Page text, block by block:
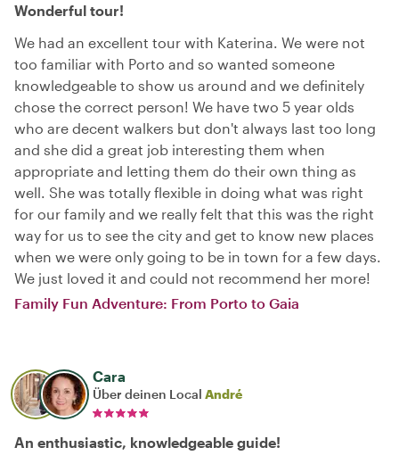
Wonderful tour!
We had an excellent tour with Katerina. We were not
too familiar with Porto and so wanted someone
knowledgeable to show us around and we definitely
chose the correct person! We have two 5 year olds
who are decent walkers but don't always last too long
and she did a great job interesting them when
appropriate and letting them do their own thing as
well. She was totally flexible in doing what was right
for our family and we really felt that this was the right
way for us to see the city and get to know new places
when we were only going to be in town for a few days.
We just loved it and could not recommend her more!
Family Fun Adventure: From Porto to Gaia
Cara
Über deinen Local André
An enthusiastic, knowledgeable guide!